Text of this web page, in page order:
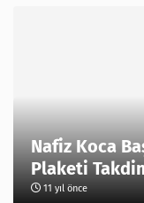
Nafiz Koca
Plaketi
11 yıl önce